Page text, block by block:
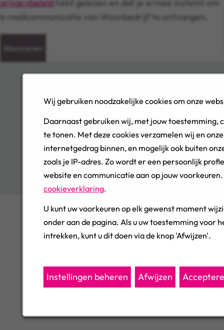
Wij gebruiken noodzakelijke cookies om onze
Daarnaast gebruiken wij, met jouw toestemming,
te tonen. Met deze cookies verzamelen wij en
internetgedrag binnen, en mogelijk ook buiten
zoals je IP-adres. Zo wordt er een persoonlijk
website en communicatie aan op jouw
cookieverklaring.
U kunt uw voorkeuren op elk gewenst moment
onder aan de pagina. Als u uw toestemming voor
intrekken, kunt u dit doen via de knop 'Afwijzen'.
Afwijzen
Instellingen beheren
privacybeleid
hebt gelezen en dat je ermee instemt om
e-mailcommunicatie van Woonbedrijf te ontvangen.
Abonneren
© 2026, Woonbedrijf, All Rights Reserved
Cookie Management
Privacy
Cookies